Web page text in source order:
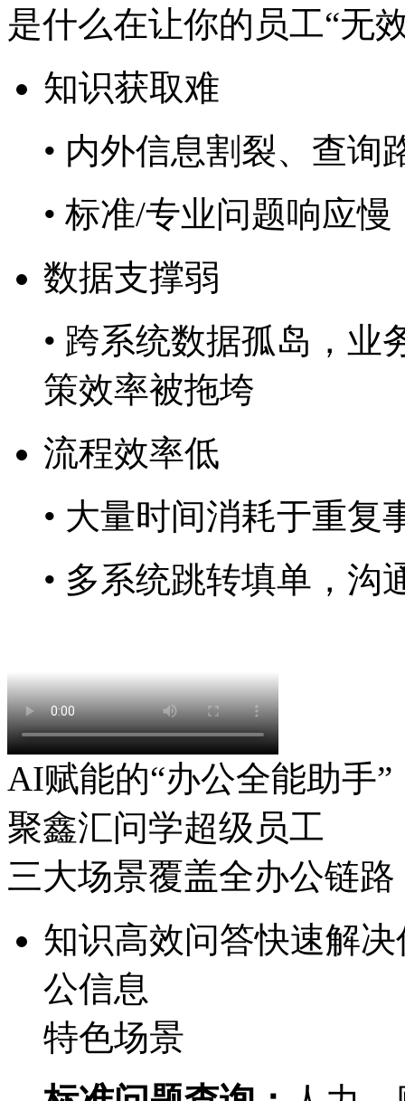
是什么在让你的员工“无
知识获取难
• 内外信息割裂、查
• 标准/专业问题响应慢
数据支撑弱
• 跨系统数据孤岛，业
策效率被拖垮
流程效率低
• 大量时间消耗于重复
• 多系统跳转填单，
AI赋能的“办公全能助手”
聚鑫汇问学超级员工
三大场景覆盖全办公链路
知识高效问答快速解决
公信息
特色场景